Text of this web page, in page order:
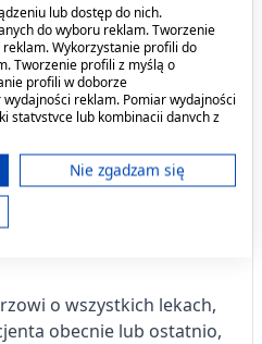
moczowychbiałkomocz,
w moczu,
nerkowych,
nerek.
z innymi
o wszystkich lekach,
obecnie lub ostatnio,
lub dostęp do nich.
do wyboru reklam. Tworzenie
Wykorzystanie profili do
Tworzenie profili z myślą o
profili w doborze
reklam. Pomiar wydajności
statystyce lub kombinacji danych z
Europejską i wysyłane do USA.
wyłącznie tej witryny/aplikacji.
IAB)
na urządzeniu
Nie zgadzam się